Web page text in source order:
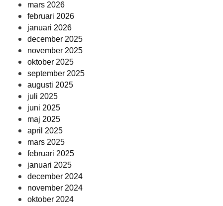
mars 2026
februari 2026
januari 2026
december 2025
november 2025
oktober 2025
september 2025
augusti 2025
juli 2025
juni 2025
maj 2025
april 2025
mars 2025
februari 2025
januari 2025
december 2024
november 2024
oktober 2024